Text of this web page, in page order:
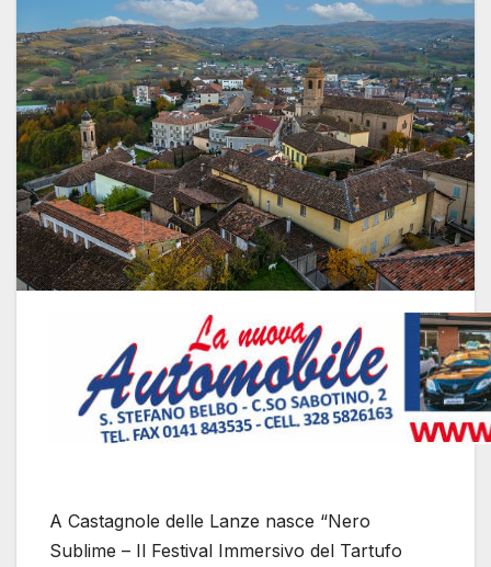
A Castagnole delle Lanze nasce “Nero
Sublime – Il Festival Immersivo del Tartufo